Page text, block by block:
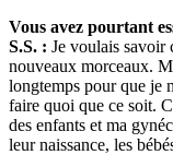
Vous avez pourtant
S.S. : Je voulais savoir
nouveaux morceaux.
longtemps pour que je
faire quoi que ce soit.
des enfants et ma
leur naissance, les